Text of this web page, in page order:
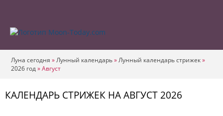
Луна сегодня »Лунный календарь»Лунный календарь стрижек»
2026 год»Август
КАЛЕНДАРЬ СТРИЖЕК НА АВГУСТ 2026